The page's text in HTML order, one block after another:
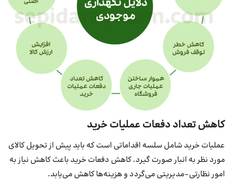
کاهش تعداد دفعات عملیات خرید
عملیات خرید شامل سلسه اقداماتی است که باید پیش از تحویل کالای
مورد نظر به انبار صورت گیرد. کاهش دفعات خرید باعث کاهش نیاز به
امور نظارتی-مدیریتی می‌گردد و هزینه‌ها کاهش می‌یابد.